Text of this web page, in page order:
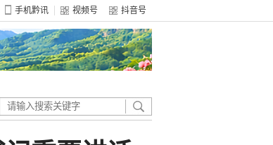
手机黔讯 视频号 抖音号